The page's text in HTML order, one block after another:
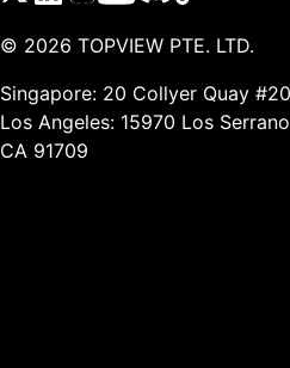
© 2026 TOPVIEW PTE. LTD.
Singapore: 20 Collyer Quay
Los Angeles: 15970 Los
CA 91709